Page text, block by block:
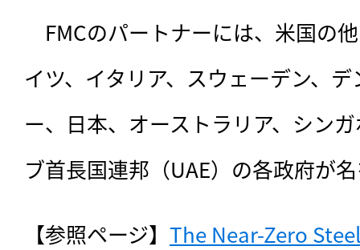
FMCのパートナーには、米国の
イツ、イタリア、スウェーデン、
ー、日本、オーストラリア、シン
ブ首長国連邦（UAE）の各政府が
【参照ページ】 The Near-Zero